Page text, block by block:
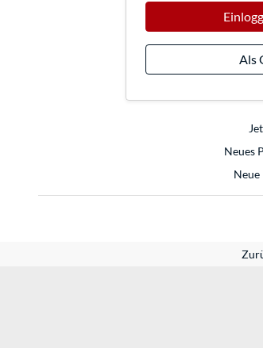
Als
Neues